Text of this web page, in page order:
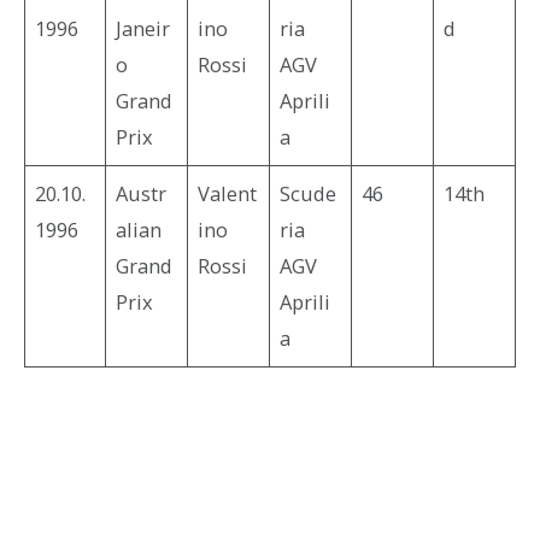
1996
Janeir
o
Grand
Prix
ino
Rossi
ria
AGV
Aprili
a
d
20.10.
1996
Austr
alian
Grand
Prix
Valent
ino
Rossi
Scude
ria
AGV
Aprili
a
46 14th